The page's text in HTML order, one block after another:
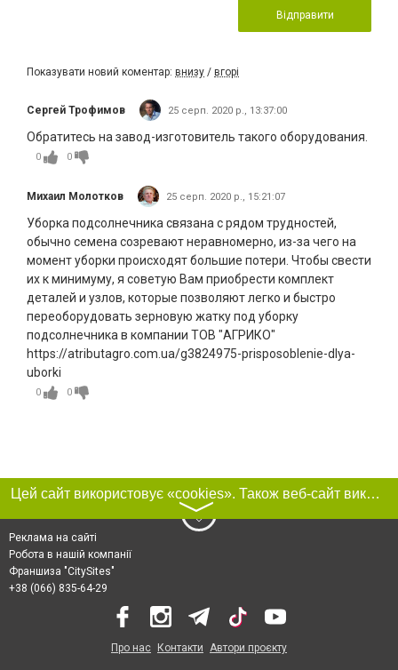
Відправити
Показувати новий коментар: внизу / вгорі
Сергей Трофимов 25 серп. 2020 р., 13:37:00
Обратитесь на завод-изготовитель такого оборудования.
0 0
Михаил Молотков 25 серп. 2020 р., 15:21:07
Уборка подсолнечника связана с рядом трудностей,
обычно семена созревают неравномерно, из-за чего на
момент уборки происходят большие потери. Чтобы свести
их к минимуму, я советую Вам приобрести комплект
деталей и узлов, которые позволяют легко и быстро
переоборудовать зерновую жатку под уборку
подсолнечника в компании ТОВ "АГРИКО"
https://atributagro.com.ua/g3824975-prisposoblenie-dlya-
uborki
0 0
Цей сайт використовує «cookies». Також веб-сайт використовує інтернет-сервіс для збору технічних даних стосовно відвідувачів з метою отримання маркетингової та статистичної інформації. Умови обробки даних відвідувачів сайту див.
〉
Реклама на сайті
Робота в нашій компанії
Франшиза "CitySites"
+38 (066) 835-64-29
Про нас Контакти Автори проєкту